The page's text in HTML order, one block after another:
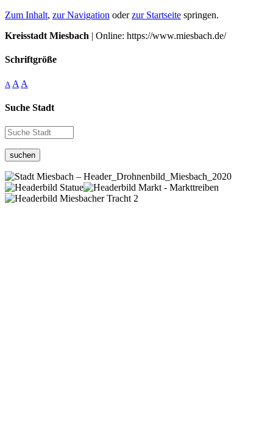
Zum Inhalt, zur Navigation oderzur Startseite springen.
Kreisstadt Miesbach | Online: https://www.miesbach.de/
Schriftgröße
A A A
Suche Stadt
suchen